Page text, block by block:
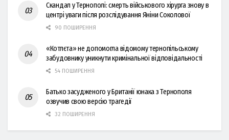
Скандал у Тернополі: смерть військового хірурга знову в
центрі уваги після розслідування Яніни Соколової
90 ПОШИРЕННЯ
«Котлєта» не допомогла відомому тернопільському
забудовнику уникнути кримінальної відповідальності
54 ПОШИРЕННЯ
Батько засудженого у Британії юнака з Тернополя
озвучив свою версію трагедії
32 ПОШИРЕННЯ